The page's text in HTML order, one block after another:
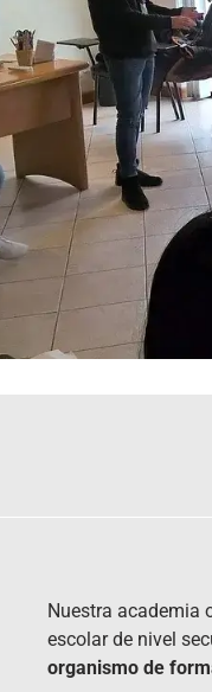
Nuestra academia
escolar de nivel
organismo de